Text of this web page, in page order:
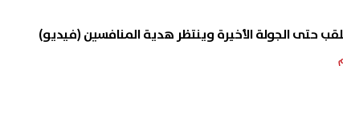
حتى الجولة الأخيرة وينتظر هدية المنافسين (فيديو)